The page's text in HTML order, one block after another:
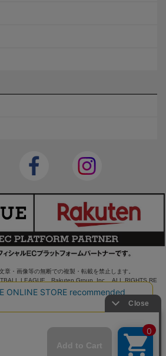
章・画像等の無断での複製・転載を禁止します。
LEAGUE Rakuten Group, Inc. ALL RIGHTS RE
SERVED.